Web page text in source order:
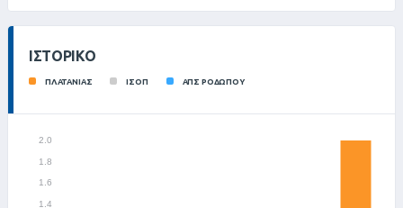
ΙΣΤΟΡΙΚΌ
ΠΛΑΤΑΝΙΑΣ ΙΣΟΠ ΑΠΣ ΡΟΔΩΠΟΥ